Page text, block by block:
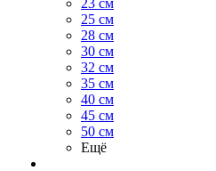
23 см
25 см
28 см
30 см
32 см
35 см
40 см
45 см
50 см
Ещё